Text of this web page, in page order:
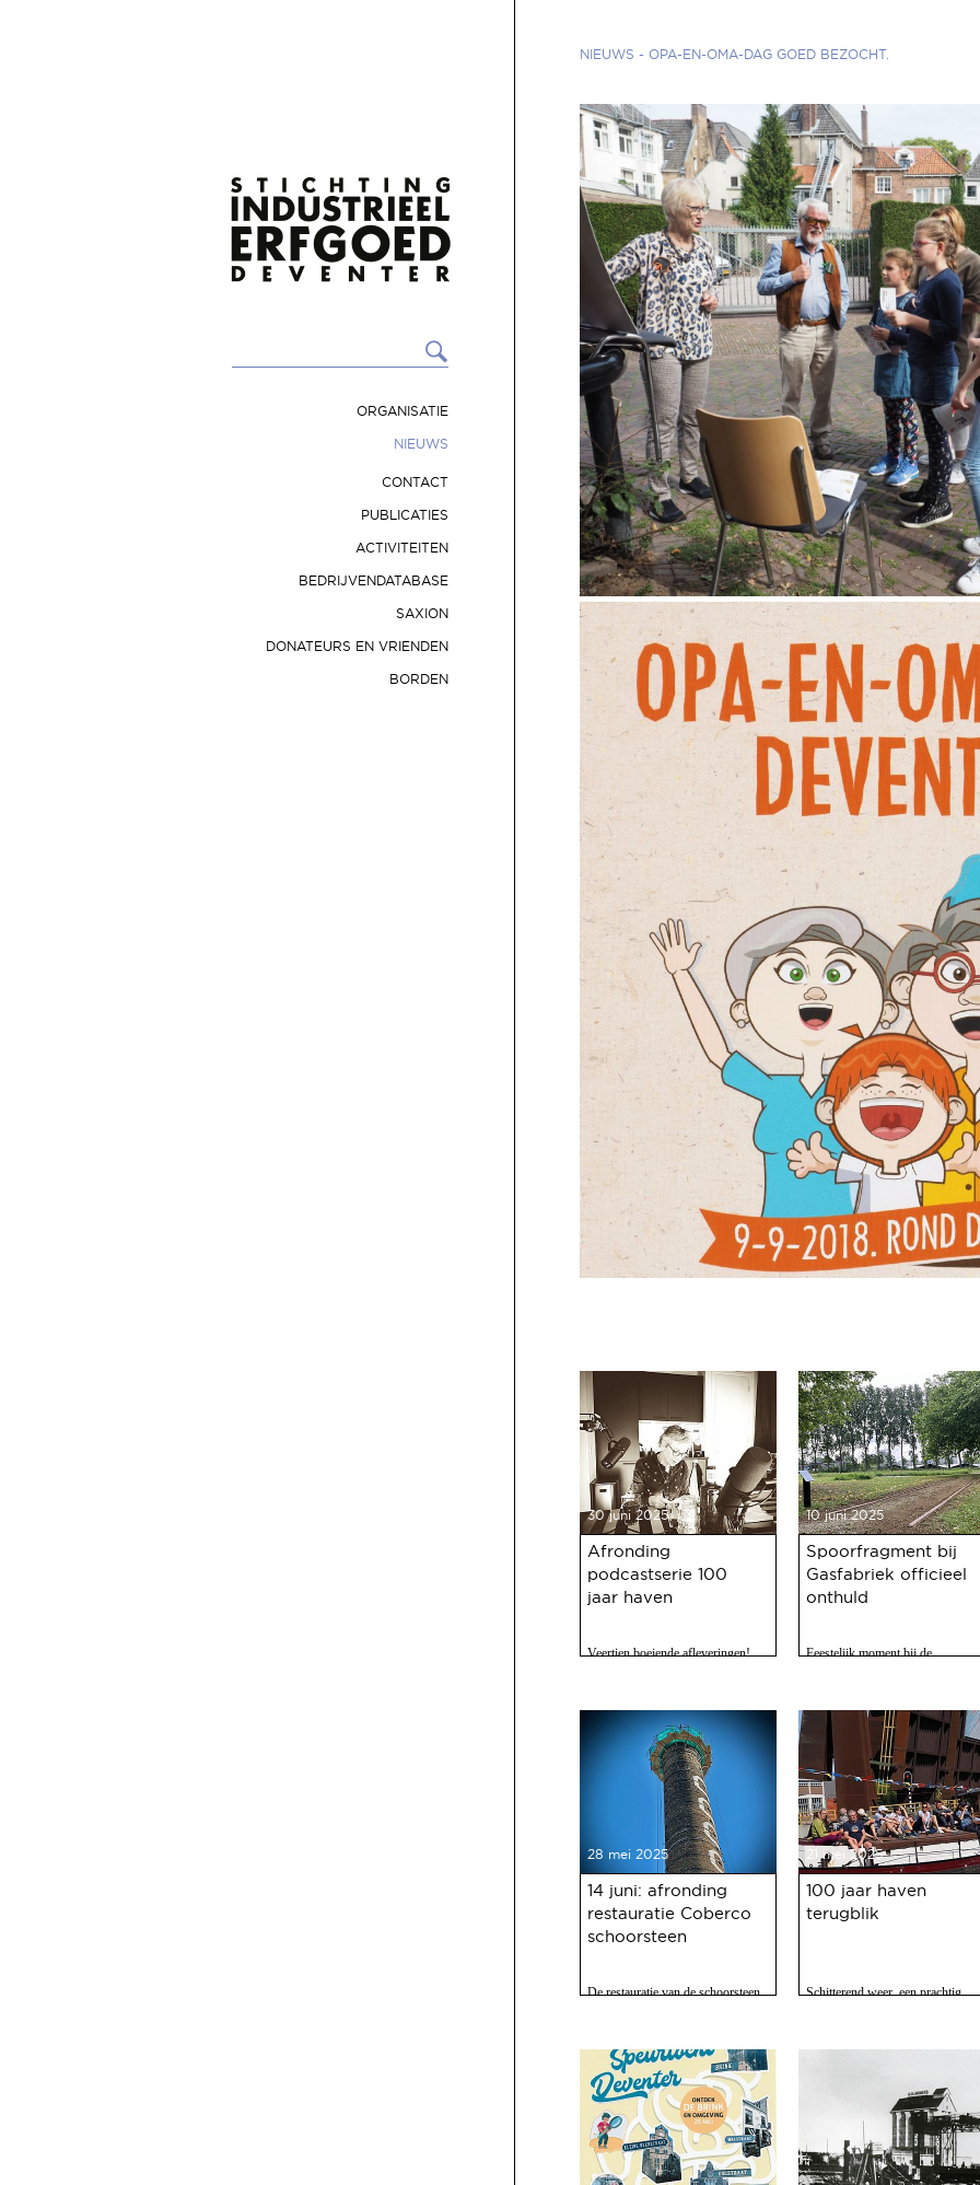
ORGANISATIE
NIEUWS
CONTACT
PUBLICATIES
ACTIVITEITEN
BEDRIJVENDATABASE
SAXION
DONATEURS EN VRIENDEN
BORDEN
NIEUWS - OPA-EN-OMA-DAG GOED BEZOCHT.
30 juni 2025
Afronding
podcastserie 100
jaar haven
Veertien boeiende afleveringen!
10 juni 2025
Spoorfragment bij
Gasfabriek officieel
onthuld
Feestelijk moment bij de
28 mei 2025
14 juni: afronding
restauratie Coberco
schoorsteen
De restauratie van de schoorsteen
21 mei 2025
100 jaar haven
terugblik
Schitterend weer, een prachtig
op 10 mei jl. van 100 jaar Haven